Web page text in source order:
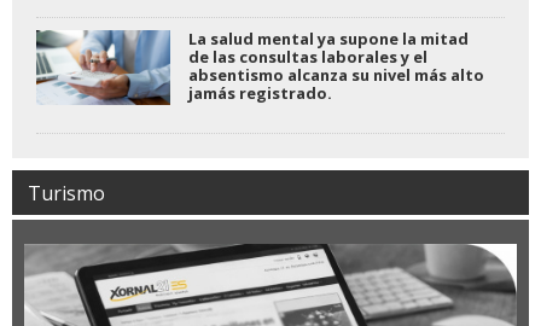
La salud mental ya supone la mitad
de las consultas laborales y el
absentismo alcanza su nivel más alto
jamás registrado.
Turismo